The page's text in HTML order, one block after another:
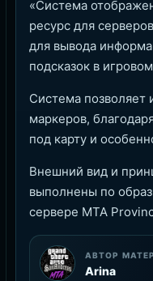
«Система
ресурс для
для вывода
подсказок в
Система позволяет
маркеров,
под карту и
Внешний вид и
выполнены по
сервере MTA
АВТОР
Arina